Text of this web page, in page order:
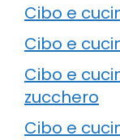
Cibo e
Cibo e
Cibo e
zucchero
Cibo e